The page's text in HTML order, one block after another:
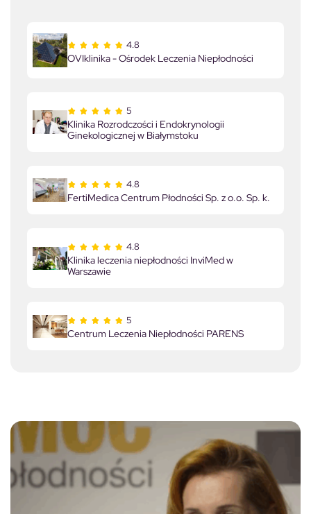
4.8
OVIklinika - Ośrodek Leczenia Niepłodności
5
Klinika Rozrodczości i Endokrynologii
Ginekologicznej w Białymstoku
4.8
FertiMedica Centrum Płodności Sp. z o.o. Sp. k.
4.8
Klinika leczenia niepłodności InviMed w
Warszawie
5
Centrum Leczenia Niepłodności PARENS